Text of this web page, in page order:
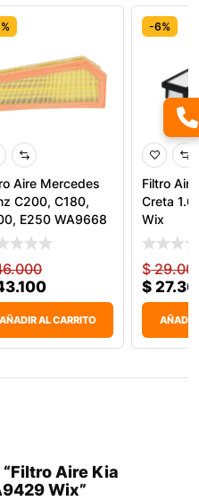
Aire Mercedes
C200, C180,
E250 WA9668
AÑADIR AL CARRITO
-6%
Filtro
Creta
Wix
$
$
AÑADIR
Aire Kia
Wix”